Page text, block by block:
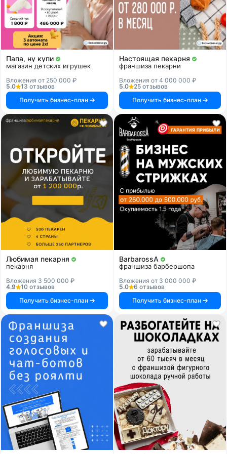
Папа, ну купи
магазин детских игрушек
Вложения от 250 000 ₽
5.0
13 отзывов
Получить бизнес-план
Настоящая пекарня
франшиза пекарни
Вложения от 4 000 000 ₽
5.0
25 отзывов
Получить бизнес-план
Любимая пекарня
пекарня
Вложения 3 500 000 ₽
4.9
10 отзывов
Получить бизнес-план
BarbarossA
франшиза барбершопа
Вложения от 3 000 000 ₽
5.0
6 отзывов
Получить бизнес-план